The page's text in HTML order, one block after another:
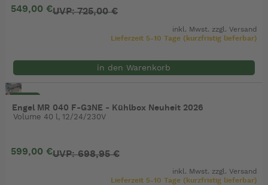
549,00 €UVP: 725,00 €
inkl. Mwst. zzgl.Versand
Lieferzeit 5-10 Tage (kurzfristig lieferbar)
in den Warenkorb
Engel MR 040 F-G3NE - Kühlbox Neuheit 2026
Volume 40 l, 12/24/230V
599,00 €UVP: 698,95 €
inkl. Mwst. zzgl.Versand
Lieferzeit 5-10 Tage (kurzfristig lieferbar)